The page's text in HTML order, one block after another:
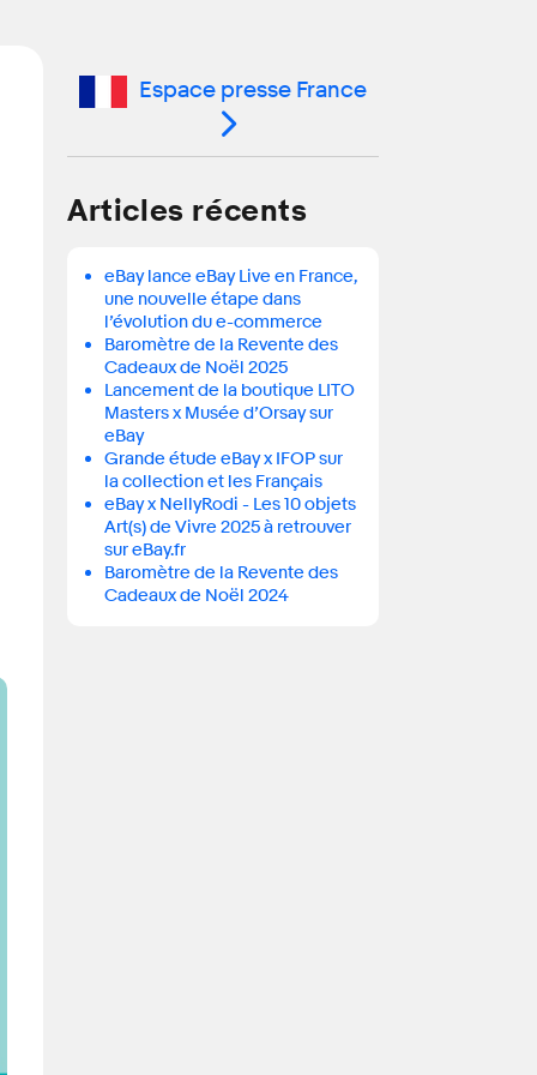
Espace presse France
Articles récents
eBay lance eBay Live en France,
une nouvelle étape dans
l’évolution du e-commerce
Baromètre de la Revente des
Cadeaux de Noël 2025
Lancement de la boutique LITO
Masters x Musée d’Orsay sur
eBay
Grande étude eBay x IFOP sur
la collection et les Français
eBay x NellyRodi - Les 10 objets
Art(s) de Vivre 2025 à retrouver
sur eBay.fr
Baromètre de la Revente des
Cadeaux de Noël 2024